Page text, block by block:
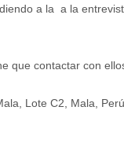
a la a la
que contactar con
Lote C2, Mala, Perú